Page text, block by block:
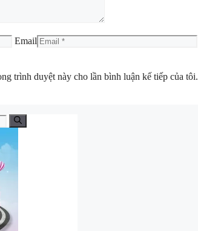
Email
trình duyệt này cho lần bình luận kế tiếp của tôi.